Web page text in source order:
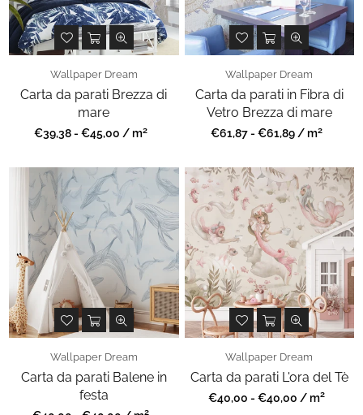
Wallpaper Dream
Carta da parati Brezza di
mare
Prezzo
€39,38 - €45,00 / m2
Wallpaper Dream
Carta da parati in Fibra di
Vetro Brezza di mare
Prezzo
€61,87 - €61,89 / m2
Wallpaper Dream
Carta da parati Balene in
festa
2
Wallpaper Dream
Carta da parati L'ora del Tè
Prezzo
€40,00 - €40,00 / m2